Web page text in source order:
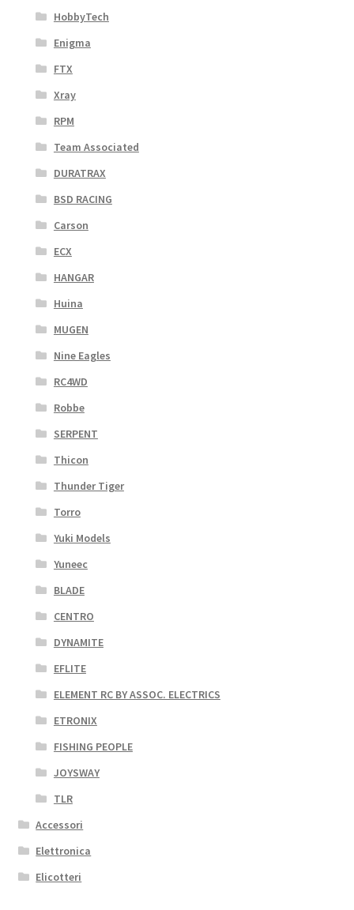
HobbyTech
Enigma
FTX
Xray
RPM
Team Associated
DURATRAX
BSD RACING
Carson
ECX
HANGAR
Huina
MUGEN
Nine Eagles
RC4WD
Robbe
SERPENT
Thicon
Thunder Tiger
Torro
Yuki Models
Yuneec
BLADE
CENTRO
DYNAMITE
EFLITE
ELEMENT RC BY ASSOC. ELECTRICS
ETRONIX
FISHING PEOPLE
JOYSWAY
TLR
Accessori
Elettronica
Elicotteri